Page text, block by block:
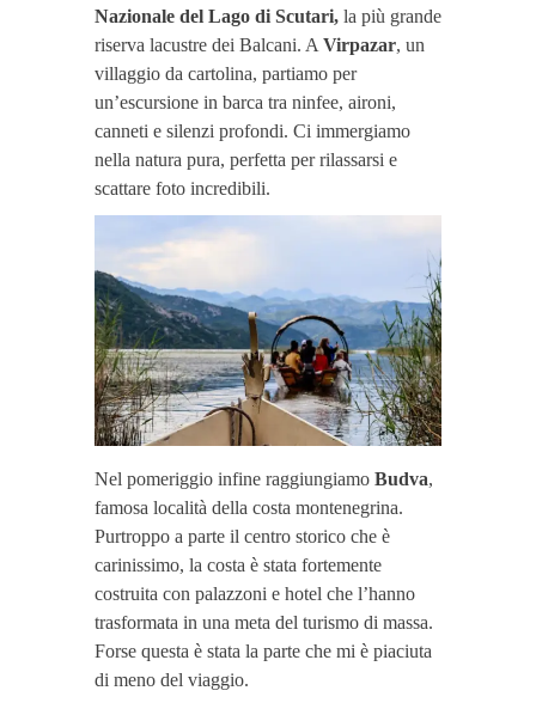
Nazionale del Lago di Scutari, la più grande
riserva lacustre dei Balcani. A Virpazar, un
villaggio da cartolina, partiamo per
un’escursione in barca tra ninfee, aironi,
canneti e silenzi profondi. Ci immergiamo
nella natura pura, perfetta per rilassarsi e
scattare foto incredibili.
Nel pomeriggio infine raggiungiamo Budva,
famosa località della costa montenegrina.
Purtroppo a parte il centro storico che è
carinissimo, la costa è stata fortemente
costruita con palazzoni e hotel che l’hanno
trasformata in una meta del turismo di massa.
Forse questa è stata la parte che mi è piaciuta
di meno del viaggio.